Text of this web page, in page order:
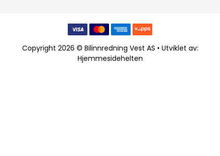
Copyright 2026 © Bilinnredning Vest AS • Utviklet av:
Hjemmesidehelten